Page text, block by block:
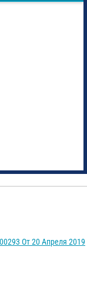
От 20 Апреля 2019